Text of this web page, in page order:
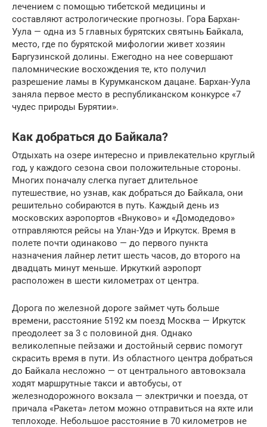
лечением с помощью тибетской медицины и
составляют астрологические прогнозы. Гора Бархан-
Уула — одна из 5 главных бурятских святынь Байкала,
место, где по бурятской мифологии живет хозяин
Баргузинской долины. Ежегодно на нее совершают
паломнические восхождения те, кто получил
разрешение ламы в Курумканском дацане. Бархан-Уула
заняла первое место в республиканском конкурсе «7
чудес природы Бурятии».
Как добраться до Байкала?
Отдыхать на озере интересно и привлекательно круглый
год, у каждого сезона свои положительные стороны.
Многих поначалу слегка пугает длительное
путешествие, но узнав, как добраться до Байкала, они
решительно собираются в путь. Каждый день из
московских аэропортов «Внуково» и «Домодедово»
отправляются рейсы на Улан-Удэ и Иркутск. Время в
полете почти одинаково — до первого пункта
назначения лайнер летит шесть часов, до второго на
двадцать минут меньше. Иркуткий аэропорт
расположен в шести километрах от центра.
Дорога по железной дороге займет чуть больше
времени, расстояние 5192 км поезд Москва — Иркутск
преодолеет за 3 с половиной дня. Однако
великолепные пейзажи и достойный сервис помогут
скрасить время в пути. Из областного центра добраться
до Байкала несложно — от центрального автовокзала
ходят маршрутные такси и автобусы, от
железнодорожного вокзала — электрички и поезда, от
причала «Ракета» летом можно отправиться на яхте или
теплоходе. Небольшое расстояние в 70 километров не